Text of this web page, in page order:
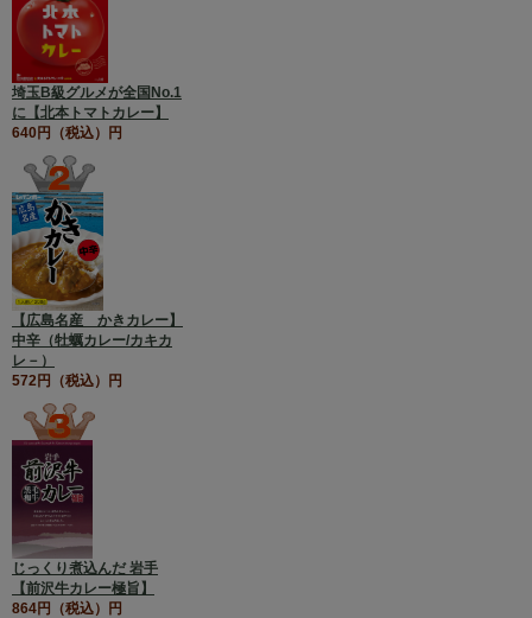
埼玉B級グルメが全国No.1
に【北本トマトカレー】
640円（税込）円
【広島名産 かきカレー】
中辛（牡蠣カレー/カキカ
レ－）
572円（税込）円
じっくり煮込んだ 岩手
【前沢牛カレー極旨】
864円（税込）円